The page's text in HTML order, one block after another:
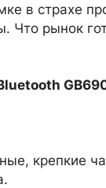
в страхе
Что рынок
крепкие